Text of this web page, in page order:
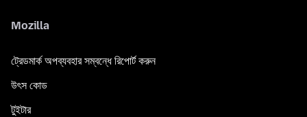
Mozilla
ট্রেডমার্ক অপব্যবহার সম্বন্ধে রিপোর্ট করুন
উৎস কোড
টুইটার